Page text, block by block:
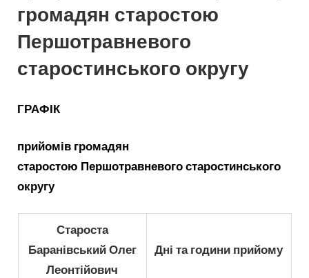
громадян старостою
Першотравневого
старостинського округу
ГРАФІК
прийомів громадян
старостою Першотравневого старостинського
округу
Староста
Баранівський Олег
Леонтійович
Дні та години прийому